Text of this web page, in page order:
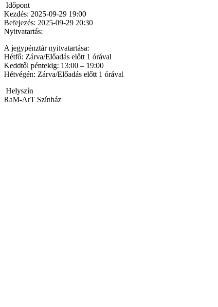
Időpont
Kezdés: 2025-09-29 19:00
Befejezés: 2025-09-29 20:30
Nyitvatartás:
A jegypénztár nyitvatartása:
Hétfő: Zárva/Előadás előtt 1 órával
Keddtől péntekig: 13:00 – 19:00
Hétvégén: Zárva/Előadás előtt 1 órával
Helyszín
RaM-ArT Színház